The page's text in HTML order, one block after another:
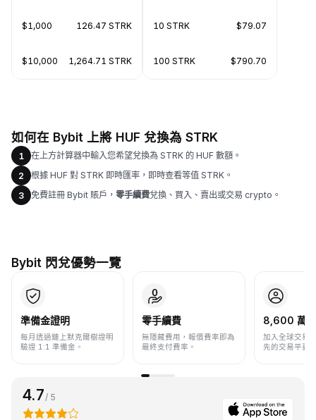
$1,000 126.47 STRK
$10,000 1,264.71 STRK
10 STRK $79.07
100 STRK $790.70
如何在 Bybit 上將 HUF 兌換為 STRK
1
在上方計算器中輸入您希望兌換為 STRK 的 HUF 數額。
2
根據 HUF 對 STRK 即時匯率，即時查看等值 STRK。
3
免費註冊 Bybit 賬戶， 零手續費兌換、買入、賣出或交易 crypto。
Bybit 閃兌優勢一覽
準備金證明
每月透過鏈上默克爾樹證明
驗證 1:1 準備金。
零手續費
無隱藏費用，報價費率即為
最終支付費率。
8,600 萬+
加入全球交易
先的交易平臺
4.7/ 5